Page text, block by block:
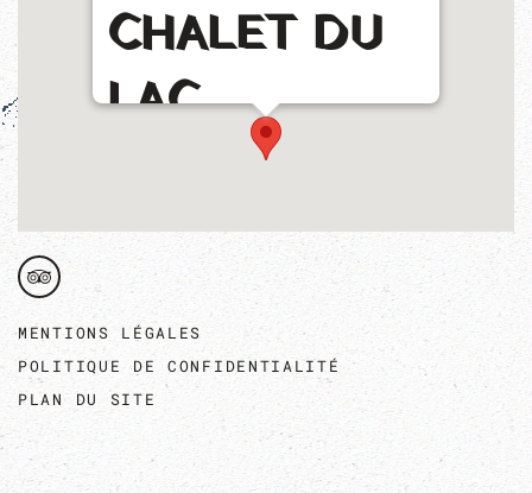
CHALET DU
LAC
D'ORÉDON
MENTIONS LÉGALES
POLITIQUE DE CONFIDENTIALITÉ
PLAN DU SITE